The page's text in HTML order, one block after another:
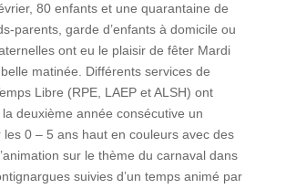
80 enfants et une quarantaine de
parents, garde d’enfants à domicile ou
ont eu le plaisir de fêter Mardi
matinée. Différents services de
Libre (RPE, LAEP et ALSH) ont
deuxième année consécutive un
les 0 – 5 ans haut en couleurs avec des
sur le thème du carnaval dans
suivies d’un temps animé par